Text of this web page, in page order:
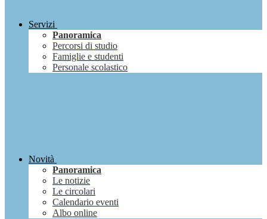
Servizi
Panoramica
Percorsi di studio
Famiglie e studenti
Personale scolastico
Novità
Panoramica
Le notizie
Le circolari
Calendario eventi
Albo online